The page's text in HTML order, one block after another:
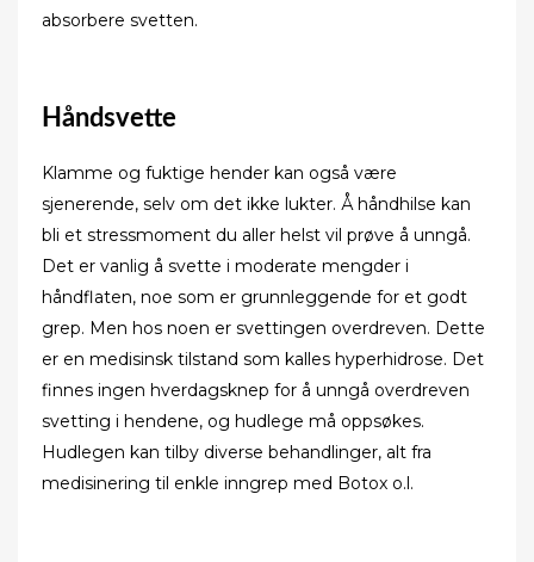
absorbere svetten.
Håndsvette
Klamme og fuktige hender kan også være
sjenerende, selv om det ikke lukter. Å håndhilse kan
bli et stressmoment du aller helst vil prøve å unngå.
Det er vanlig å svette i moderate mengder i
håndflaten, noe som er grunnleggende for et godt
grep. Men hos noen er svettingen overdreven. Dette
er en medisinsk tilstand som kalles hyperhidrose. Det
finnes ingen hverdagsknep for å unngå overdreven
svetting i hendene, og hudlege må oppsøkes.
Hudlegen kan tilby diverse behandlinger, alt fra
medisinering til enkle inngrep med Botox o.l.